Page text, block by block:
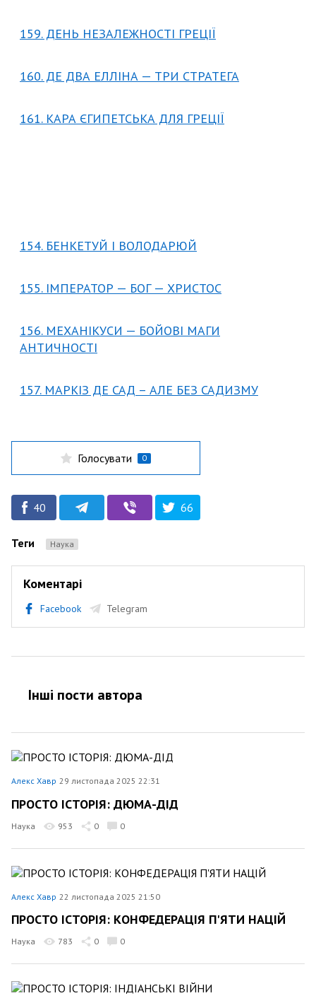
159. ДЕНЬ НЕЗАЛЕЖНОСТІ ГРЕЦІЇ
160. ДЕ ДВА ЕЛЛІНА — ТРИ СТРАТЕГА
161. КАРА ЄГИПЕТСЬКА ДЛЯ ГРЕЦІЇ
154. БЕНКЕТУЙ І ВОЛОДАРЮЙ
155. ІМПЕРАТОР — БОГ — ХРИСТОС
156. МЕХАНІКУСИ — БОЙОВІ МАГИ
АНТИЧНОСТІ
157. МАРКІЗ ДЕ САД – АЛЕ БЕЗ САДИЗМУ
Голосувати 0
40 66
Теги Наука
Коментарі
Facebook Telegram
Інші пости автора
Алекс Хавр 29 листопада 2025 22:31
ПРОСТО ІСТОРІЯ: ДЮМА-ДІД
Наука 953 0 0
Алекс Хавр 22 листопада 2025 21:50
ПРОСТО ІСТОРІЯ: КОНФЕДЕРАЦІЯ П'ЯТИ НАЦІЙ
Наука 783 0 0